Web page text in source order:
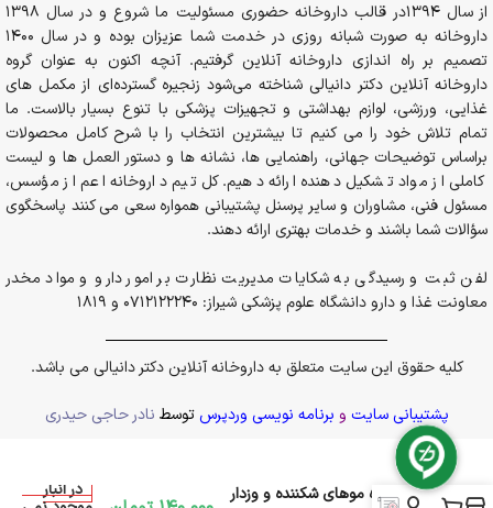
از سال 1394در قالب داروخانه حضوری مسئولیت ما شروع و در سال 1398
داروخانه به صورت شبانه روزی در خدمت شما عزیزان بوده و در سال 1400
تصمیم بر راه اندازی داروخانه آنلاین گرفتیم. آنچه اکنون به عنوان گروه
داروخانه آنلاین دکتر دانیالی شناخته می‌شود زنجیره گسترده‌ای از مکمل های
غذایی، ورزشی، لوازم بهداشتی و تجهیزات پزشکی با تنوع بسیار بالاست. ما
تمام تلاش خود را می کنیم تا بیشترین انتخاب را با شرح کامل محصولات
براساس توضیحات جهانی، راهنمایی ها، نشانه ها و دستور العمل ها و لیست
کاملی از مواد تشکیل دهنده ارائه دهیم. کل تیم داروخانه اعم از مؤسس،
مسئول فنی، مشاوران و سایر پرسنل پشتیبانی همواره سعی می کنند پاسخگوی
سؤالات شما باشند و خدمات بهتری ارائه دهند.
لفن ثبت و رسیدگی به شکایات مدیریت نظارت بر امور دارو و مواد مخدر
معاونت غذا و دارو دانشگاه علوم پزشکی شیراز: 0712122240 و 1819
کلیه حقوق این سایت متعلق به داروخانه آنلاین دکتر دانیالی می باشد.
پشتیبانی سایت و برنامه نویسی وردپرس توسط نادر حاجی حیدری
نرم کننده موهای شکننده و وزدار در انبار